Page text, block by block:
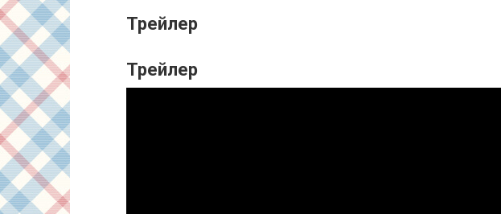
Трейлер
Трейлер